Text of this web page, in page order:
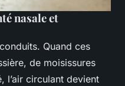
nasale et
Quand ces
de moisissures
l’air circulant devient